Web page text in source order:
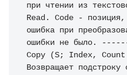
при чтении из
Read. Code -
ошибка при
ошибки не было.
Copy (S; Index,
Возвращает